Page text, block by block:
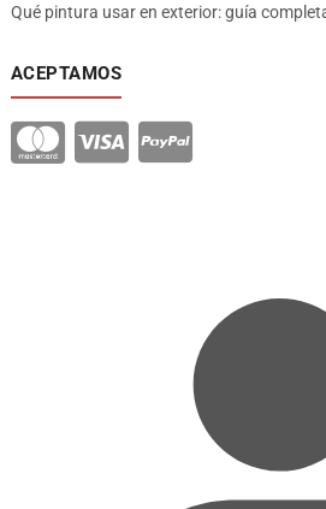
Qué pintura usar en exterior: guía
ACEPTAMOS